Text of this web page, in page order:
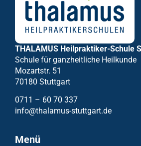
THALAMUS Heilpraktiker-Schule
Schule für ganzheitliche Heilkunde
Mozartstr. 51
70180 Stuttgart
0711 – 60 70 337
info@thalamus-stuttgart.de
Menü